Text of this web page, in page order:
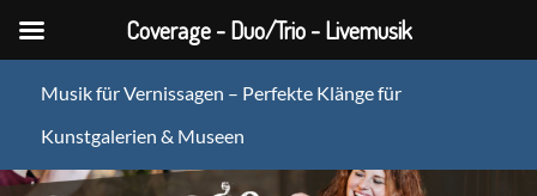
Musik für Vernissagen – Perfekte Klänge für
Kunstgalerien & Museen
Coverage - Duo/Trio - Livemusik